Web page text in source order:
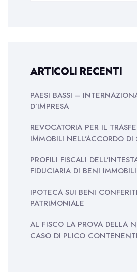
ARTICOLI RECENTI
PAESI BASSI –
D’IMPRESA
REVOCATORIA PER IL
IMMOBILI NELL’ACCORDO DI
PROFILI FISCALI
FIDUCIARIA DI BENI IMMOBILI
IPOTECA SUI BENI
PATRIMONIALE
AL FISCO LA PROVA DELLA
CASO DI PLICO